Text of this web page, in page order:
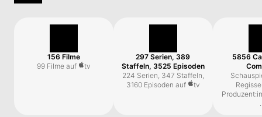
156 Filme
99 Filme auf tv
297 Serien, 389
Staffeln, 3525 Episoden
224 Serien, 347 Staffeln,
3160 Episoden auf tv
5856